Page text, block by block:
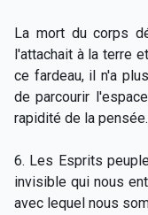
La mort du corps
l'attachait à la terre
ce fardeau, il n'a
de parcourir
rapidité de la pensée.
6. Les Esprits
invisible qui nous
avec lequel nous